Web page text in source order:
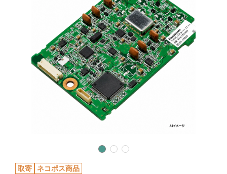
取寄 ネコポス商品